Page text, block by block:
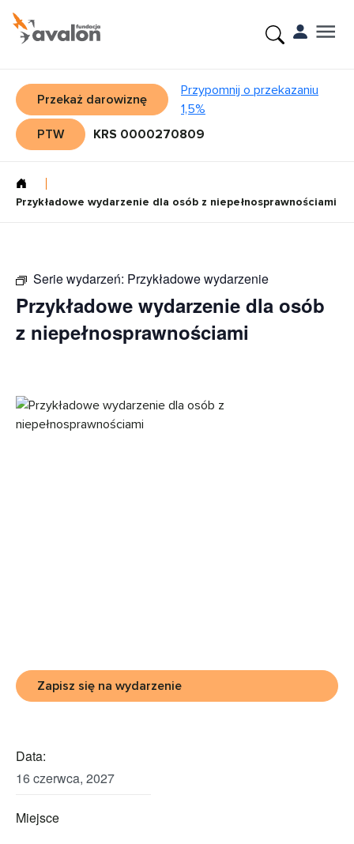
Przekaż darowiznę
Przypomnij o przekazaniu
1,5%
PTW
KRS 0000270809
Przykładowe wydarzenie dla osób z niepełnosprawnościami
Serie wydarzeń: Przykładowe wydarzenie
Przykładowe wydarzenie dla osób
z niepełnosprawnościami
Zapisz się na wydarzenie
Data:
16 czerwca, 2027
Miejsce